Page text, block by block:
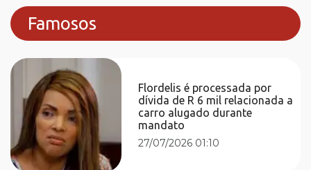
Famosos
Flordelis é processada por
dívida de R 6 mil relacionada a
carro alugado durante
mandato
27/07/2026 01:10